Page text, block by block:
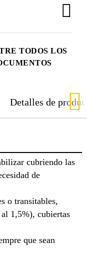
TODOS LOS
Detalles de
cubriendo las
de
o transitables,
1,5%), cubiertas
que sean